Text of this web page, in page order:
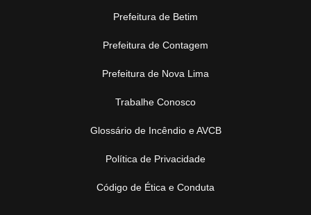
Prefeitura de Betim
Prefeitura de Contagem
Prefeitura de Nova Lima
Trabalhe Conosco
Glossário de Incêndio e AVCB
Política de Privacidade
Código de Ética e Conduta